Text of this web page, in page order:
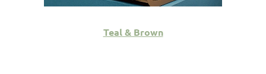
Teal & Brown